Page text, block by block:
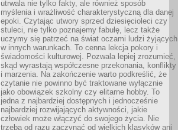
utrwala nie tylko fakty, ale również sposób
myślenia i wrażliwość charakterystyczną dla danej
epoki. Czytając utwory sprzed dziesięcioleci czy
stuleci, nie tylko poznajemy fabułę, lecz także
uczymy się patrzeć na świat oczami ludzi żyjących
w innych warunkach. To cenna lekcja pokory i
świadomości kulturowej. Pozwala lepiej zrozumieć,
skąd wyrastają współczesne przekonania, konflikty
i marzenia. Na zakończenie warto podkreślić, że
czytanie nie powinno być traktowane wyłącznie
jako obowiązek szkolny czy elitarne hobby. To
jedna z najbardziej dostępnych i jednocześnie
najbardziej rozwijających aktywności, jakie
człowiek może włączyć do swojego życia. Nie
trzeba od razu zaczynać od wielkich klasyków ani